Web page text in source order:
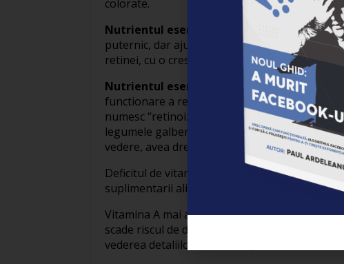
colorate.
Nutrientul esential nr. 3: Ginko biloba.
puternic, dar ajuta si la cresterea fluxului de
retinei, cu o crestere semnificativa a acuitatii
Nutrientul esential nr. 4: Vitamina A.
functionare a retinei, intr-atat incat unele din
numesc “retinoizi”. Cealalta sursa o
legumele galbene si portocalii. Cand bunica iti
vedere, avea dreptate!
Deficitul de vitamina A duce la scaderea
suplimentarii alimentare cu aceasta vitamina
Vitamina A mai ajuta si la adaptarea la
scade riscul de degenerare maculara
vederea detaliilor si culorilor).